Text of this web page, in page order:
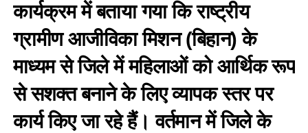
कार्यक्रम में बताया गया कि राष्ट्रीय
ग्रामीण आजीविका मिशन (बिहान) के
माध्यम से जिले में महिलाओं को आर्थिक रूप
से सशक्त बनाने के लिए व्यापक स्तर पर
कार्य किए जा रहे हैं। वर्तमान में जिले के